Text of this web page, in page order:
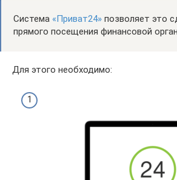
Система «Приват24» позволяет это
прямого посещения финансовой
Для этого необходимо: